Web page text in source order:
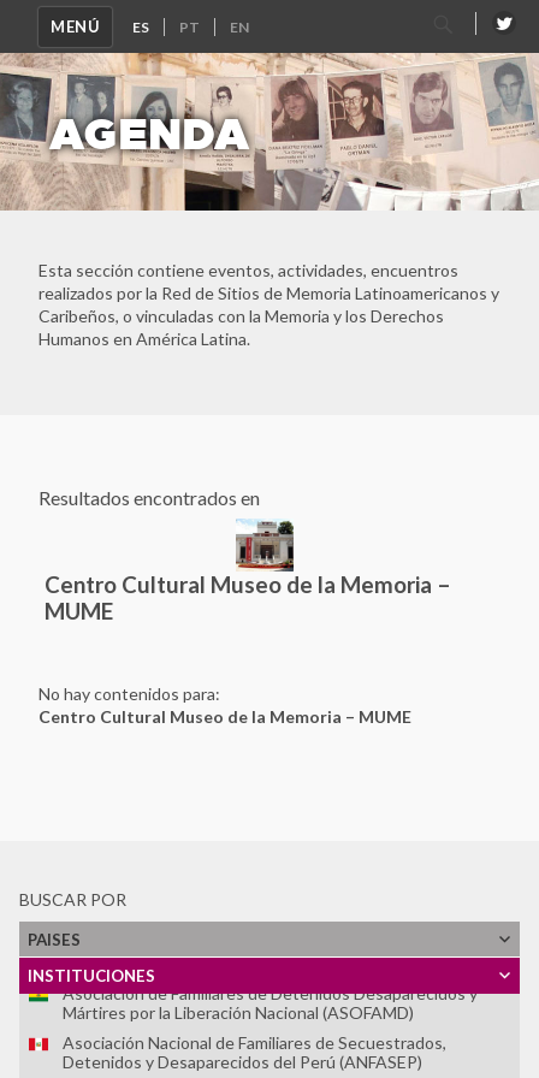
MENÚ
Buscar
por:
AGENDA
Esta sección contiene eventos, actividades, encuentros
realizados por la Red de Sitios de Memoria Latinoamericanos y
Caribeños, o vinculadas con la Memoria y los Derechos
Humanos en América Latina.
Resultados encontrados en
Centro Cultural Museo de la Memoria –
MUME
No hay contenidos para:
Centro Cultural Museo de la Memoria – MUME
BUSCAR POR
PAISES
INSTITUCIONES
Archivo Histórico de la Policía Nacional
Archivo Provincial de la Memoria de Córdoba
Asociación Caminos de la Memoria
Asociación de Familiares de Detenidos Desaparecidos y
Mártires por la Liberación Nacional (ASOFAMD)
Asociación Nacional de Familiares de Secuestrados,
Detenidos y Desaparecidos del Perú (ANFASEP)